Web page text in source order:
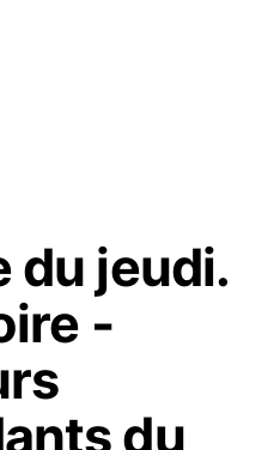
du jeudi.
-
du